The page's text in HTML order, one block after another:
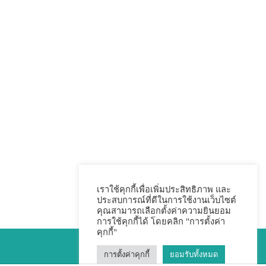
เราใช้คุกกี้เพื่อเพิ่มประสิทธิภาพ และ
ประสบการณ์ที่ดีในการใช้งานเว็บไซต์
คุณสามารถเลือกตั้งค่าความยินยอม
การใช้คุกกี้ได้ โดยคลิก "การตั้งค่า
คุกกี้"
การตั้งค่าคุกกี้ ยอมรับทั้งหมด